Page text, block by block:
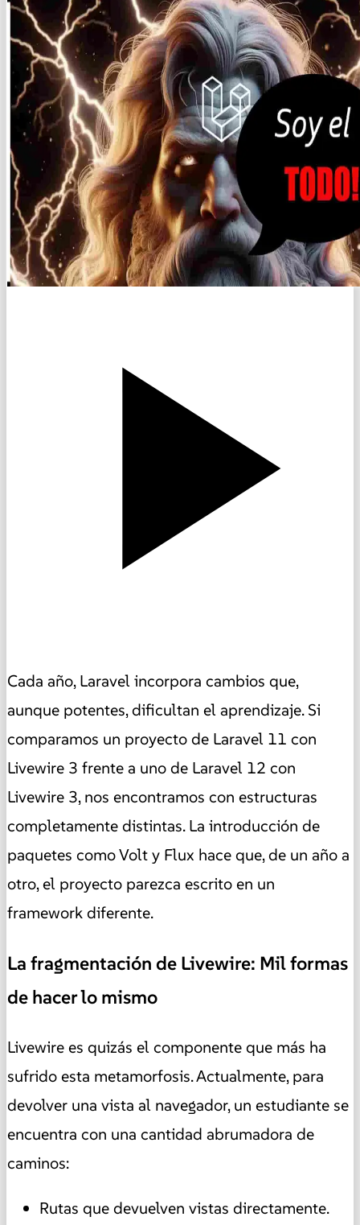
Cada año, Laravel incorpora cambios que,
aunque potentes, dificultan el aprendizaje. Si
comparamos un proyecto de Laravel 11 con
Livewire 3 frente a uno de Laravel 12 con
Livewire 3, nos encontramos con estructuras
completamente distintas. La introducción de
paquetes como Volt y Flux hace que, de un año a
otro, el proyecto parezca escrito en un
framework diferente.
La fragmentación de Livewire: Mil formas
de hacer lo mismo
Livewire es quizás el componente que más ha
sufrido esta metamorfosis. Actualmente, para
devolver una vista al navegador, un estudiante se
encuentra con una cantidad abrumadora de
caminos:
Rutas que devuelven vistas directamente.